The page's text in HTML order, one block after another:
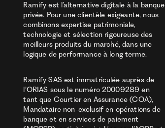
Ramify est l’alternative digitale à la banque
privée. Pour une clientèle exigeante, nous
combinons expertise patrimoniale,
technologie et sélection rigoureuse des
meilleurs produits du marché, dans une
logique de performance à long terme.
Ramify SAS est immatriculée auprès de
l’ORIAS sous le numéro 20009289 en
tant que Courtier en Assurance (COA),
Mandataire non-exclusif en opérations de
banque et en services de paiement